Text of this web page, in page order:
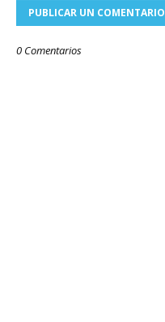
PUBLICAR UN COMENTARIO
0 Comentarios